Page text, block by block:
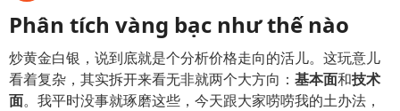
Phân tích vàng bạc như thế nào
炒黄金白银，说到底就是个分析价格走向的活儿。这玩意儿
看着复杂，其实拆开来看无非就两个大方向： 基本面和技术
面。我平时没事就琢磨这些，今天跟大家唠唠我的土办法，